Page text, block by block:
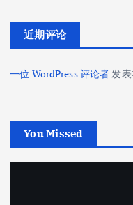
近期评论
一位 WordPress 评论者发
You Missed